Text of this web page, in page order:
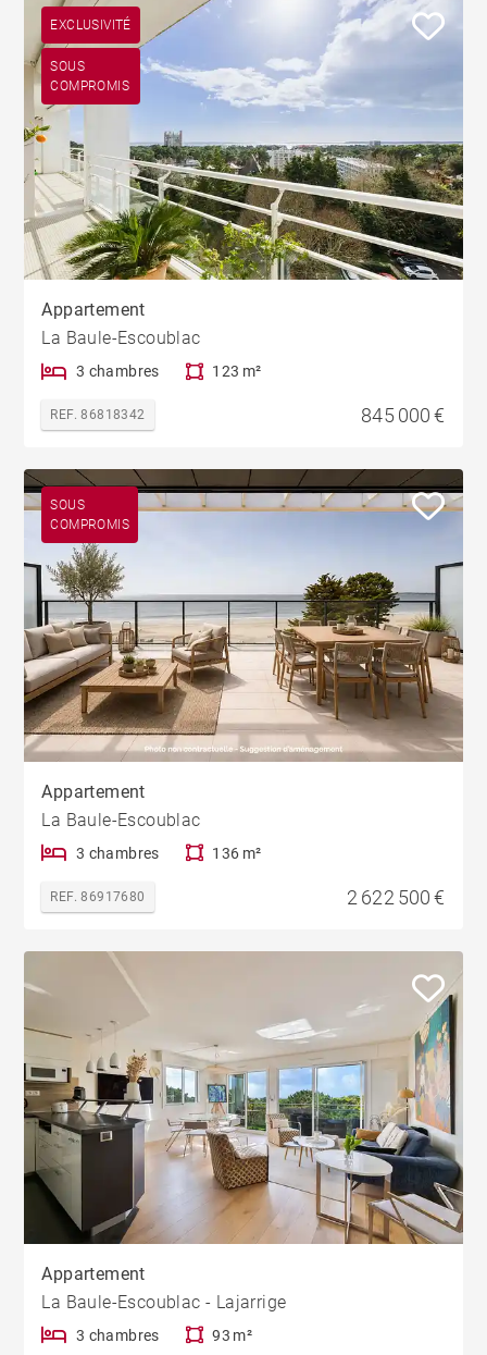
EXCLUSIVITÉ
SOUS
COMPROMIS
Appartement
La Baule-Escoublac
3 chambres 123 m²
REF. 86818342 845 000 €
SOUS
COMPROMIS
Appartement
La Baule-Escoublac
3 chambres 136 m²
REF. 86917680 2 622 500 €
Appartement
La Baule-Escoublac - Lajarrige
3 chambres 93 m²